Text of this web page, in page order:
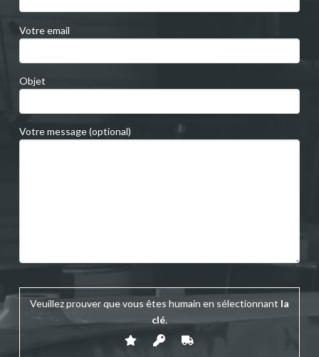
Votre email
Objet
Votre message (optional)
Veuillez prouver que vous êtes humain en sélectionnant la
clé.